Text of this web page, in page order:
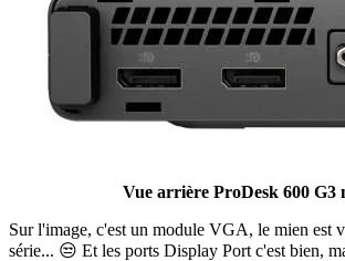
Vue arrière ProDesk 600 G3
Sur l'image, c'est un module VGA, le mien est
série... 😒 Et les ports Display Port c'est bien,